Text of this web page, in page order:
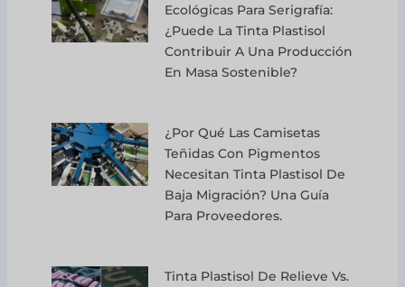
Ecológicas Para Serigrafía:
¿Puede La Tinta Plastisol
Contribuir A Una Producción
En Masa Sostenible?
¿Por Qué Las Camisetas
Teñidas Con Pigmentos
Necesitan Tinta Plastisol De
Baja Migración? Una Guía
Para Proveedores.
Tinta Plastisol De Relieve Vs.